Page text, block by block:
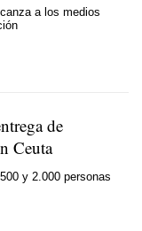
a los medios
de
Ceuta
y 2.000 personas